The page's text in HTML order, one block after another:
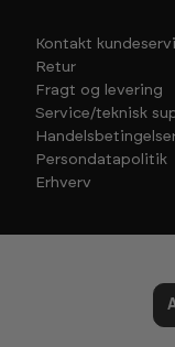
Kontakt
Retur
Fragt og levering
Service/teknisk
Persondatapolitik
Erhverv